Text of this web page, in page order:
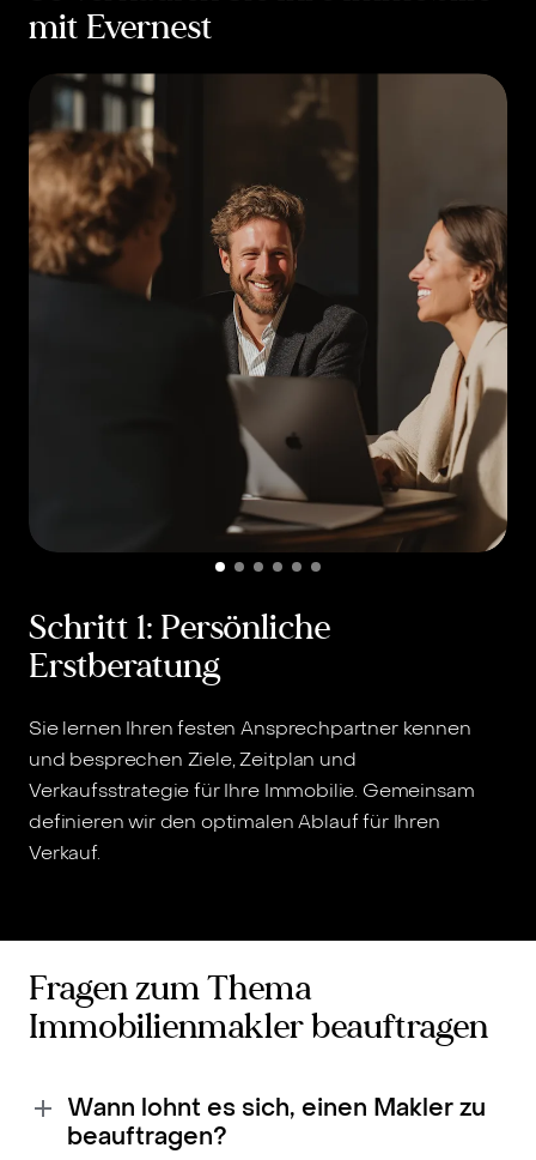
mit Evernest
Schritt 1: Persönliche
Erstberatung
Sie lernen Ihren festen Ansprechpartner kennen
und besprechen Ziele, Zeitplan und
Verkaufsstrategie für Ihre Immobilie. Gemeinsam
definieren wir den optimalen Ablauf für Ihren
Verkauf.
Fragen zum Thema
Immobilienmakler beauftragen
Wann lohnt es sich, einen Makler zu
beauftragen?